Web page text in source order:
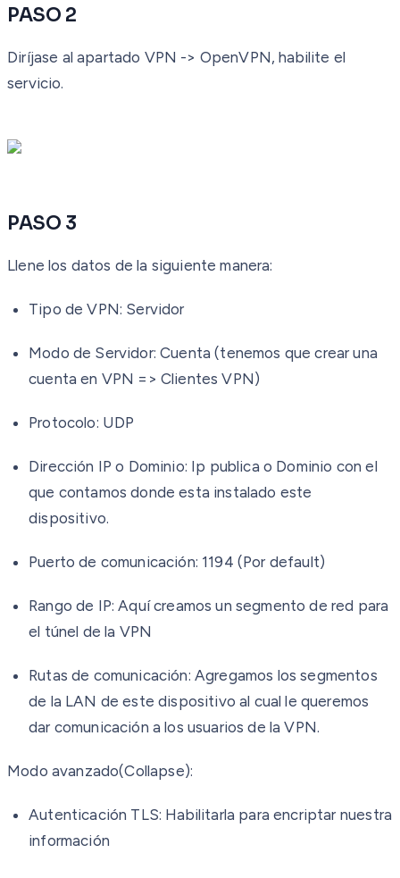
PASO 2
Diríjase al apartado VPN -> OpenVPN, habilite el
servicio.
PASO 3
Llene los datos de la siguiente manera:
Tipo de VPN: Servidor
Modo de Servidor: Cuenta (tenemos que crear una
cuenta en VPN => Clientes VPN)
Protocolo: UDP
Dirección IP o Dominio: Ip publica o Dominio con el
que contamos donde esta instalado este
dispositivo.
Puerto de comunicación: 1194 (Por default)
Rango de IP: Aquí creamos un segmento de red para
el túnel de la VPN
Rutas de comunicación: Agregamos los segmentos
de la LAN de este dispositivo al cual le queremos
dar comunicación a los usuarios de la VPN.
Modo avanzado(Collapse):
Autenticación TLS: Habilitarla para encriptar nuestra
información